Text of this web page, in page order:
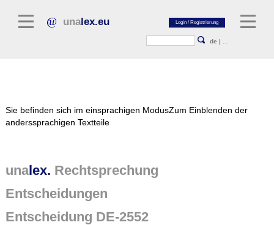
unalex.eu
de |
Normtexte
Rechtsprechung
Sie befinden sich im einsprachigen ModusZum Einblenden der
anderssprachigen Textteile
unalex. Rechtsprechung
Entscheidungen
Entscheidung DE-2552